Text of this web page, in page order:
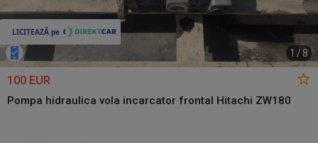
1 / 8
100 EUR
Pompa hidraulica vola incarcator frontal Hitachi ZW180